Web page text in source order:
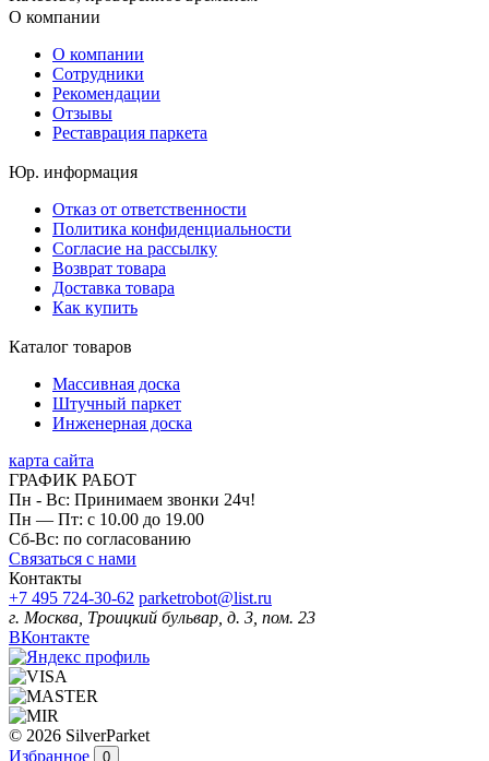
О компании
О компании
Сотрудники
Рекомендации
Отзывы
Реставрация паркета
Юр. информация
Отказ от ответственности
Политика конфиденциальности
Согласие на рассылку
Возврат товара
Доставка товара
Как купить
Каталог товаров
Массивная доска
Штучный паркет
Инженерная доска
карта сайта
ГРАФИК РАБОТ
Пн - Вс: Принимаем звонки 24ч!
Пн — Пт: с 10.00 до 19.00
Сб-Вс: по согласованию
Связаться с нами
Контакты
+7 495 724-30-62 parketrobot@list.ru
г. Москва, Троицкий бульвар, д. 3, пом. 23
ВКонтакте
© 2026 SilverParket
Избранное
0